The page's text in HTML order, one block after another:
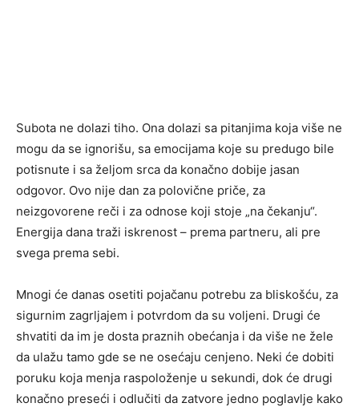
Subota ne dolazi tiho. Ona dolazi sa pitanjima koja više ne
mogu da se ignorišu, sa emocijama koje su predugo bile
potisnute i sa željom srca da konačno dobije jasan
odgovor. Ovo nije dan za polovične priče, za
neizgovorene reči i za odnose koji stoje „na čekanju“.
Energija dana traži iskrenost – prema partneru, ali pre
svega prema sebi.
Mnogi će danas osetiti pojačanu potrebu za bliskošću, za
sigurnim zagrljajem i potvrdom da su voljeni. Drugi će
shvatiti da im je dosta praznih obećanja i da više ne žele
da ulažu tamo gde se ne osećaju cenjeno. Neki će dobiti
poruku koja menja raspoloženje u sekundi, dok će drugi
konačno preseći i odlučiti da zatvore jedno poglavlje kako